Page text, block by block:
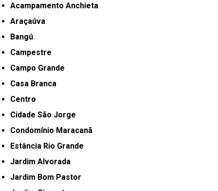
Acampamento Anchieta
Araçaúva
Bangú
Campestre
Campo Grande
Casa Branca
Centro
Cidade São Jorge
Condomínio Maracanã
Estância Rio Grande
Jardim Alvorada
Jardim Bom Pastor